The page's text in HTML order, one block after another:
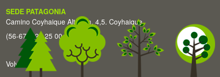
SEDE PATAGONIA
Camino Coyhaique Alto Km. 4,5. Coyhaique
(56-67) 226 25 00
Volver arriba